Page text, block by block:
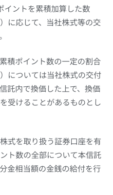
イントを累積加算した数
に応じて、当社株式等の交
積ポイント数の一定の割合
については当社株式の交付
託内で換価した上で、換価
受けることがあるものとし
式を取り扱う証券口座を有
ト数の全部について本信託
金相当額の金銭の給付を行